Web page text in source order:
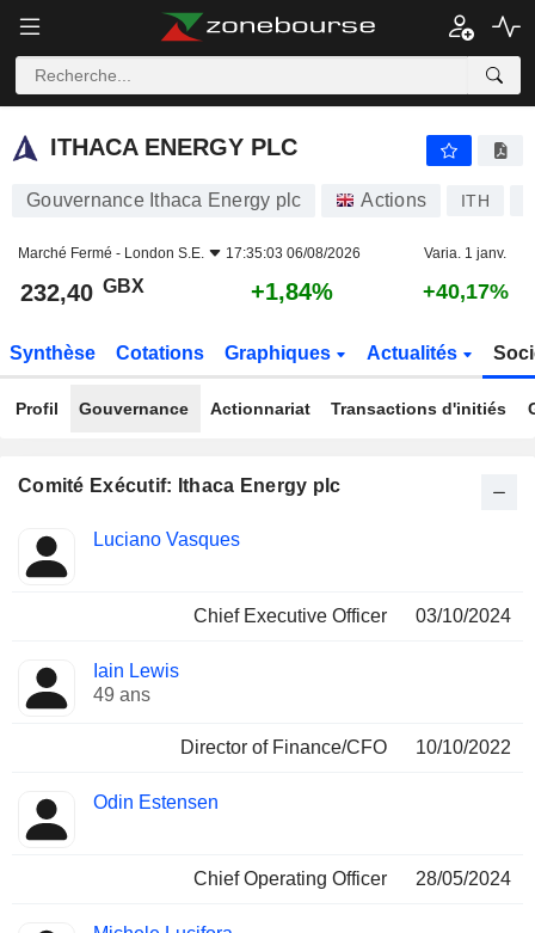
ITHACA ENERGY PLC
ITHACA ENERGY PLC
Gouvernance Ithaca Energy plc Actions ITH
Marché Fermé - London S.E. 17:35:03 06/08/2026 Varia. 1 janv.
232,40 GBX +1,84% +40,17%
Synthèse Cotations Graphiques Actualités
Profil Gouvernance Actionnariat Transactions d'initiés
Comité Exécutif: Ithaca Energy plc
Dirigeant
Fonctions
Luciano Vasques
Chief Executive Officer 03/10/2024
Iain Lewis
49 ans
Director of Finance/CFO 10/10/2022
Odin Estensen
Chief Operating Officer 28/05/2024